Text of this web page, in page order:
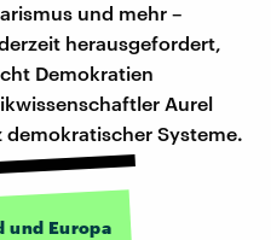
und mehr –
herausgefordert,
Demokratien
Aurel
demokratischer Systeme.
und Europa